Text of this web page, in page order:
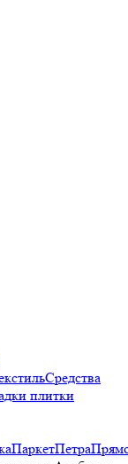
Средства
плитки
ПаркетПетра